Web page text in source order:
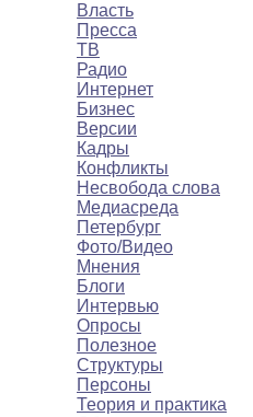
Власть
Пресса
ТВ
Радио
Интернет
Бизнес
Версии
Кадры
Конфликты
Несвобода слова
Медиасреда
Петербург
Фото/Видео
Мнения
Блоги
Интервью
Опросы
Полезное
Структуры
Персоны
Теория и практика